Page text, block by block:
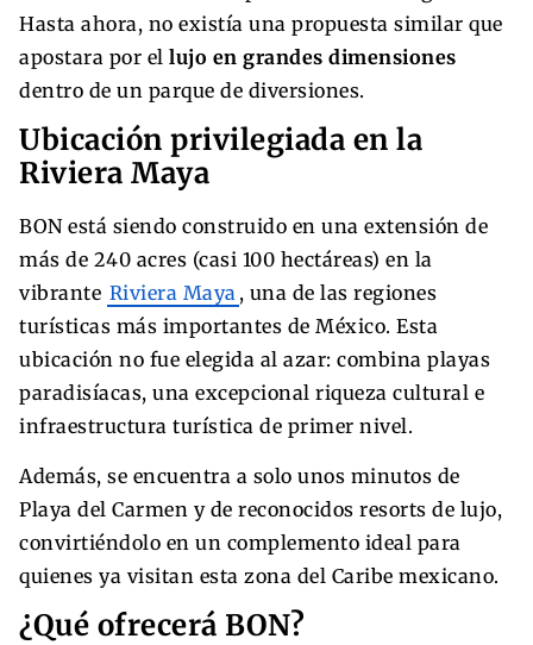
Hasta ahora, no existía una propuesta similar que
apostara por el lujo en grandes dimensiones
dentro de un parque de diversiones.
Ubicación privilegiada en la
Riviera Maya
BON está siendo construido en una extensión de
más de 240 acres (casi 100 hectáreas) en la
vibrante Riviera Maya , una de las regiones
turísticas más importantes de México. Esta
ubicación no fue elegida al azar: combina playas
paradisíacas, una excepcional riqueza cultural e
infraestructura turística de primer nivel.
Además, se encuentra a solo unos minutos de
Playa del Carmen y de reconocidos resorts de lujo,
convirtiéndolo en un complemento ideal para
quienes ya visitan esta zona del Caribe mexicano.
¿Qué ofrecerá BON?